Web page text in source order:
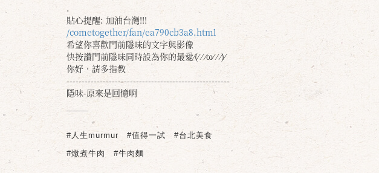
.
貼心提醒: 加油台灣!!!
/cometogether/fan/ea790cb3a8.html
希望你喜歡門前隱味的文字與影像
快按讚門前隱味同時設為你的最愛⁄(⁄ ⁄ ⁄ω⁄ ⁄ ⁄)⁄
你好，請多指教
------------------------------------------------------
隱味-原來是回憶啊
#人生murmur #值得一試
#台北美食
#燉煮牛肉
#牛肉麵